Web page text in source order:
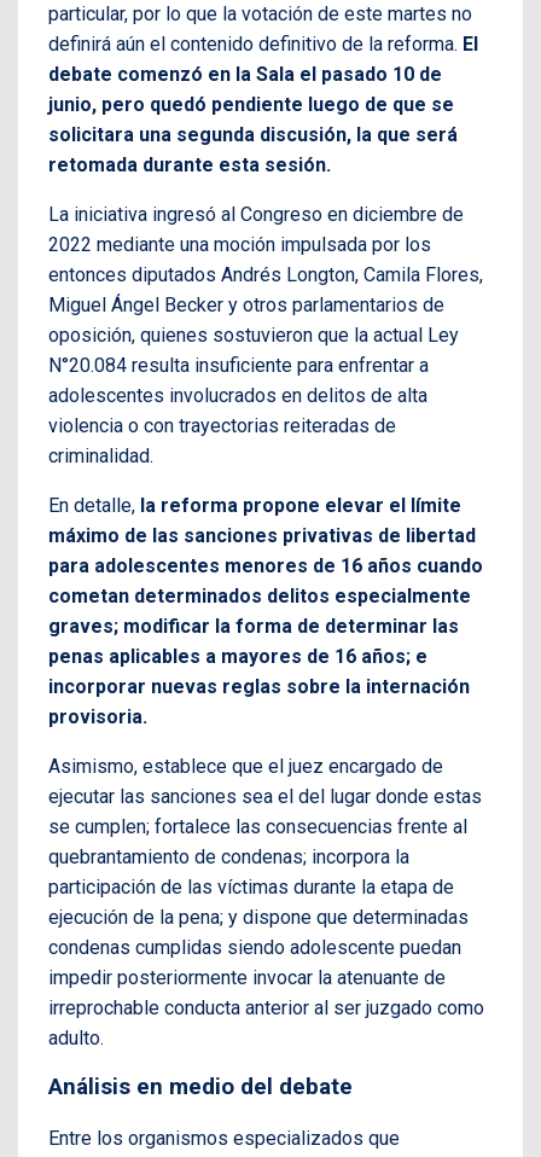
particular, por lo que la votación de este martes no
definirá aún el contenido definitivo de la reforma. El
debate comenzó en la Sala el pasado 10 de
junio, pero quedó pendiente luego de que se
solicitara una segunda discusión, la que será
retomada durante esta sesión.
La iniciativa ingresó al Congreso en diciembre de
2022 mediante una moción impulsada por los
entonces diputados Andrés Longton, Camila Flores,
Miguel Ángel Becker y otros parlamentarios de
oposición, quienes sostuvieron que la actual Ley
N°20.084 resulta insuficiente para enfrentar a
adolescentes involucrados en delitos de alta
violencia o con trayectorias reiteradas de
criminalidad.
En detalle, la reforma propone elevar el límite
máximo de las sanciones privativas de libertad
para adolescentes menores de 16 años cuando
cometan determinados delitos especialmente
graves; modificar la forma de determinar las
penas aplicables a mayores de 16 años; e
incorporar nuevas reglas sobre la internación
provisoria.
Asimismo, establece que el juez encargado de
ejecutar las sanciones sea el del lugar donde estas
se cumplen; fortalece las consecuencias frente al
quebrantamiento de condenas; incorpora la
participación de las víctimas durante la etapa de
ejecución de la pena; y dispone que determinadas
condenas cumplidas siendo adolescente puedan
impedir posteriormente invocar la atenuante de
irreprochable conducta anterior al ser juzgado como
adulto.
Análisis en medio del debate
Entre los organismos especializados que